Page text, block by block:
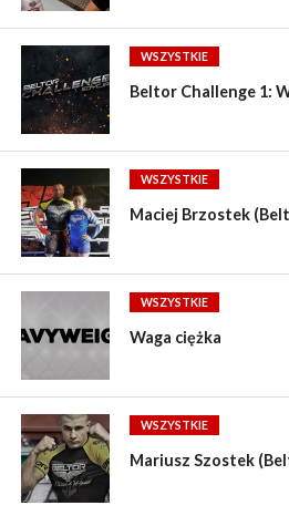
WSZYSTKIE
Beltor Challenge 1:
WSZYSTKIE
Maciej Brzostek
WSZYSTKIE
Waga ciężka
WSZYSTKIE
Mariusz Szostek